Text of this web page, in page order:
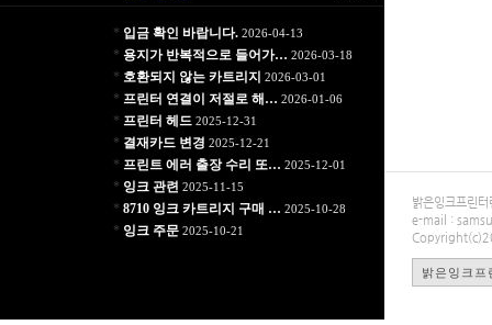
* 입금 확인 바랍니다.2026-04-13
* 용지가 반복적으로 들어가… 2026-03-18
* 호환되지 않는 카트리지 2026-03-01
* 프린터 연결이 저절로 해… 2026-01-06
* 프린터 헤드 2025-12-31
* 결재카드 변경 2025-12-21
* 프린트 에러 출장 수리 또… 2025-12-01
* 잉크 관련 2025-11-15
* 8710 잉크 카트리지 구매 … 2025-10-28
* 잉크 주문2025-10-21
밝은잉크프
e-mail :
밝은잉크프